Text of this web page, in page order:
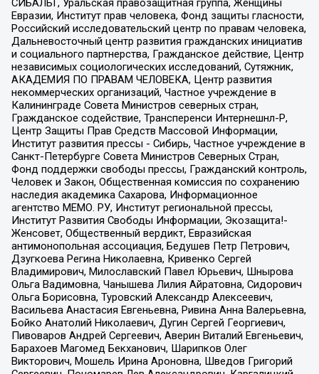
СИБАЛЬТ, Уральская правозащитная группа, Женщины
Евразии, Институт прав человека, Фонд защиты гласности,
Российский исследовательский центр по правам человека,
Дальневосточный центр развития гражданских инициатив
и социального партнерства, Гражданское действие, Центр
независимых социологических исследований, Сутяжник,
АКАДЕМИЯ ПО ПРАВАМ ЧЕЛОВЕКА, Центр развития
некоммерческих организаций, Частное учреждение в
Калининграде Совета Министров северных стран,
Гражданское содействие, Трансперенси Интернешнл-Р,
Центр Защиты Прав Средств Массовой Информации,
Институт развития прессы - Сибирь, Частное учреждение в
Санкт-Петербурге Совета Министров Северных Стран,
Фонд поддержки свободы прессы, Гражданский контроль,
Человек и Закон, Общественная комиссия по сохранению
наследия академика Сахарова, Информационное
агентство МЕМО. РУ, Институт региональной прессы,
Институт Развития Свободы Информации, Экозащита!-
Женсовет, Общественный вердикт, Евразийская
антимонопольная ассоциация, Бедушев Петр Петрович,
Дзугкоева Регина Николаевна, Кривенко Сергей
Владимирович, Милославский Павел Юрьевич, Шнырова
Ольга Вадимовна, Чанышева Лилия Айратовна, Сидорович
Ольга Борисовна, Туровский Александр Алексеевич,
Васильева Анастасия Евгеньевна, Ривина Анна Валерьевна,
Бойко Анатолий Николаевич, Дугин Сергей Георгиевич,
Пивоваров Андрей Сергеевич, Аверин Виталий Евгеньевич,
Барахоев Магомед Бекханович, Шарипков Олег
Викторович, Мошель Ирина Ароновна, Шведов Григорий